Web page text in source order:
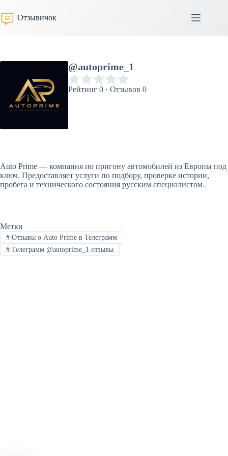
к
сути
Отзывичок
@autoprime_1
Рейтинг 0 · Отзывов 0
Auto Prime — компания по пригону автомобилей из Европы под
ключ. Предоставляет услуги по подбору, проверке истории,
пробега и технического состояния русским специалистом.
Метки
#Отзывы о Auto Prime в Телеграмм
#Телеграмм @autoprime_1 отзывы